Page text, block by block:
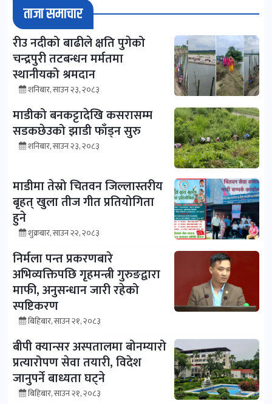
ताजा समाचार
रीउ नदीको बाढीले क्षति पुगेको
चन्द्रपुरी तटबन्धन मर्मतमा
स्थानीयको श्रमदान
शनिबार, साउन २३, २०८३
माडीको बनकट्टादेखि कसरासम्म
सडकछेउको झाडी फाँड्न सुरु
शनिबार, साउन २३, २०८३
माडीमा तेस्रो चितवन जिल्लास्तरीय
बृहत् खुला तीज गीत प्रतियोगिता
हुने
शुक्रबार, साउन २२, २०८३
निर्मला पन्त प्रकरणबारे
अभिव्यक्तिपछि गृहमन्त्री गुरुङद्वारा
माफी, अनुसन्धान जारी रहेको
स्पष्टिकरण
बिहिबार, साउन २१, २०८३
बीपी क्यान्सर अस्पतालमा बोनम्यारो
प्रत्यारोपण सेवा तयारी, विदेश
जानुपर्ने बाध्यता घट्ने
बिहिबार, साउन २१, २०८३